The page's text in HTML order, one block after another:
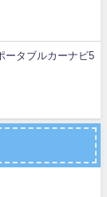
ータブルカーナビ5